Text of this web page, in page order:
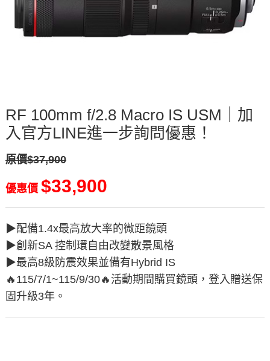
RF 100mm f/2.8 Macro IS USM｜加
入官方LINE進一步詢問優惠！
原價$37,900
優惠價 $33,900
▶︎配備1.4x最高放大率的微距鏡頭
▶︎創新SA 控制環自由改變散景風格
▶︎最高8級防震效果並備有Hybrid IS
🔥115/7/1~115/9/30🔥活動期間購買鏡頭，登入贈送保
固升級3年。